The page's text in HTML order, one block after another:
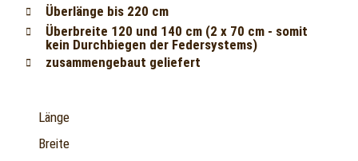
Überlänge bis 220 cm
Überbreite 120 und 140 cm (2 x 70 cm - somit
kein Durchbiegen der Federsystems)
zusammengebaut geliefert
Länge
Breite